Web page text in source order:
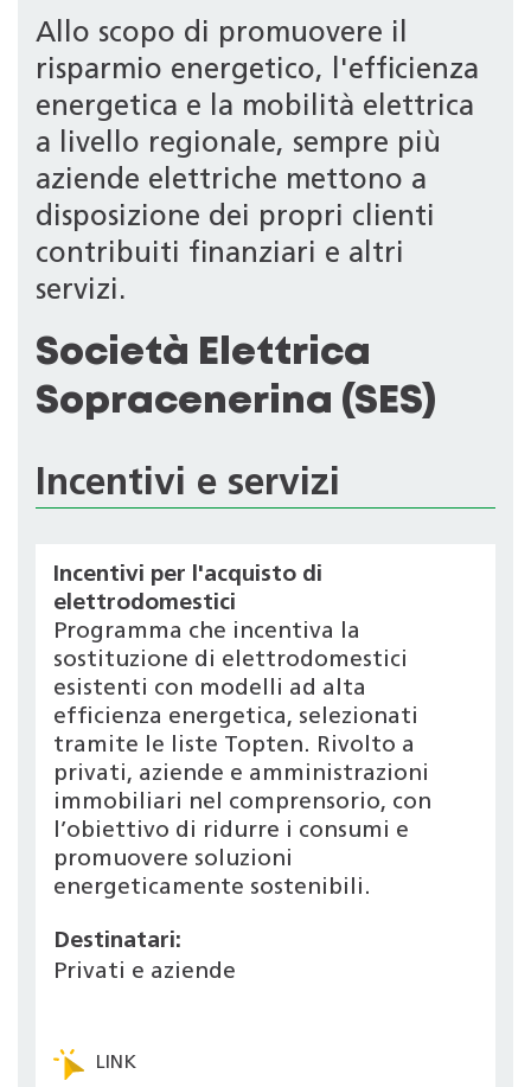
Allo scopo di promuovere il
risparmio energetico, l'efficienza
energetica e la mobilità elettrica
a livello regionale, sempre più
aziende elettriche mettono a
disposizione dei propri clienti
contribuiti finanziari e altri
servizi.
Società Elettrica
Sopracenerina (SES)
Incentivi e servizi
Incentivi per l'acquisto di
elettrodomestici
Programma che incentiva la
sostituzione di elettrodomestici
esistenti con modelli ad alta
efficienza energetica, selezionati
tramite le liste Topten. Rivolto a
privati, aziende e amministrazioni
immobiliari nel comprensorio, con
l’obiettivo di ridurre i consumi e
promuovere soluzioni
energeticamente sostenibili.
Destinatari:
Privati e aziende